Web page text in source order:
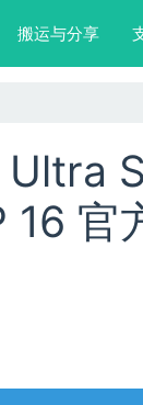
搬运与分享
16 官